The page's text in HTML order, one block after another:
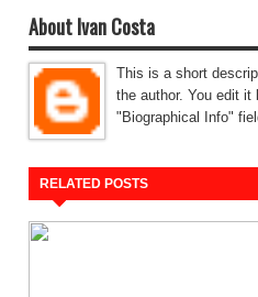
About Ivan Costa
This is a short
the author. You edit
"Biographical Info"
RELATED POSTS